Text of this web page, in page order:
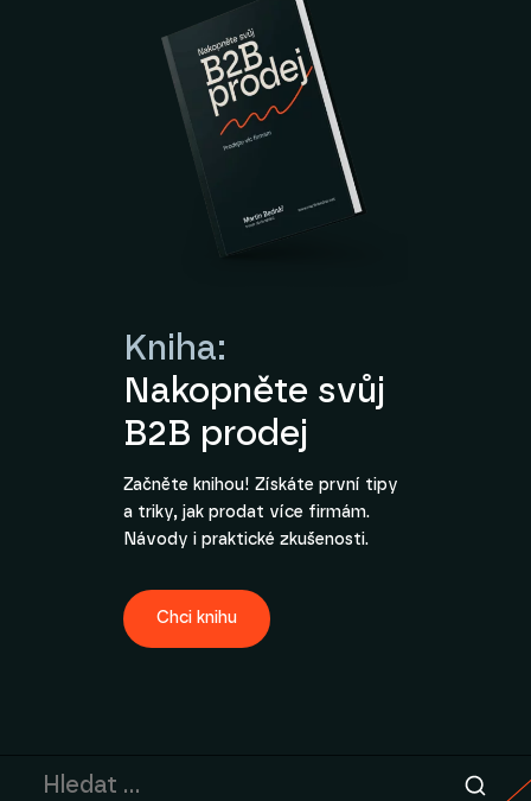
Kniha:
Nakopněte svůj
B2B prodej
Začněte knihou! Získáte první tipy
a triky, jak prodat více firmám.
Návody i praktické zkušenosti.
Chci knihu